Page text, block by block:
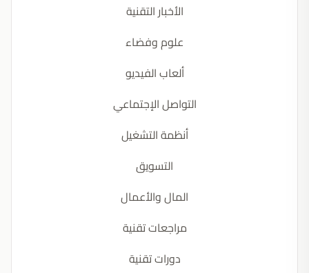
الأخبار التقنية
علوم وفضاء
ألعاب الفيديو
التواصل الإجتماعي
أنظمة التشغيل
التسويق
المال والأعمال
مراجعات تقنية
دورات تقنية